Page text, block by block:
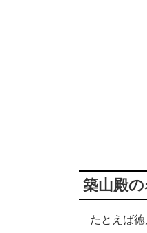
築山殿
たとえば徳